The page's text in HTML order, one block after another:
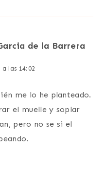
de la Barrera
las 14:02
me lo he planteado.
el muelle y soplar
pero no se si el